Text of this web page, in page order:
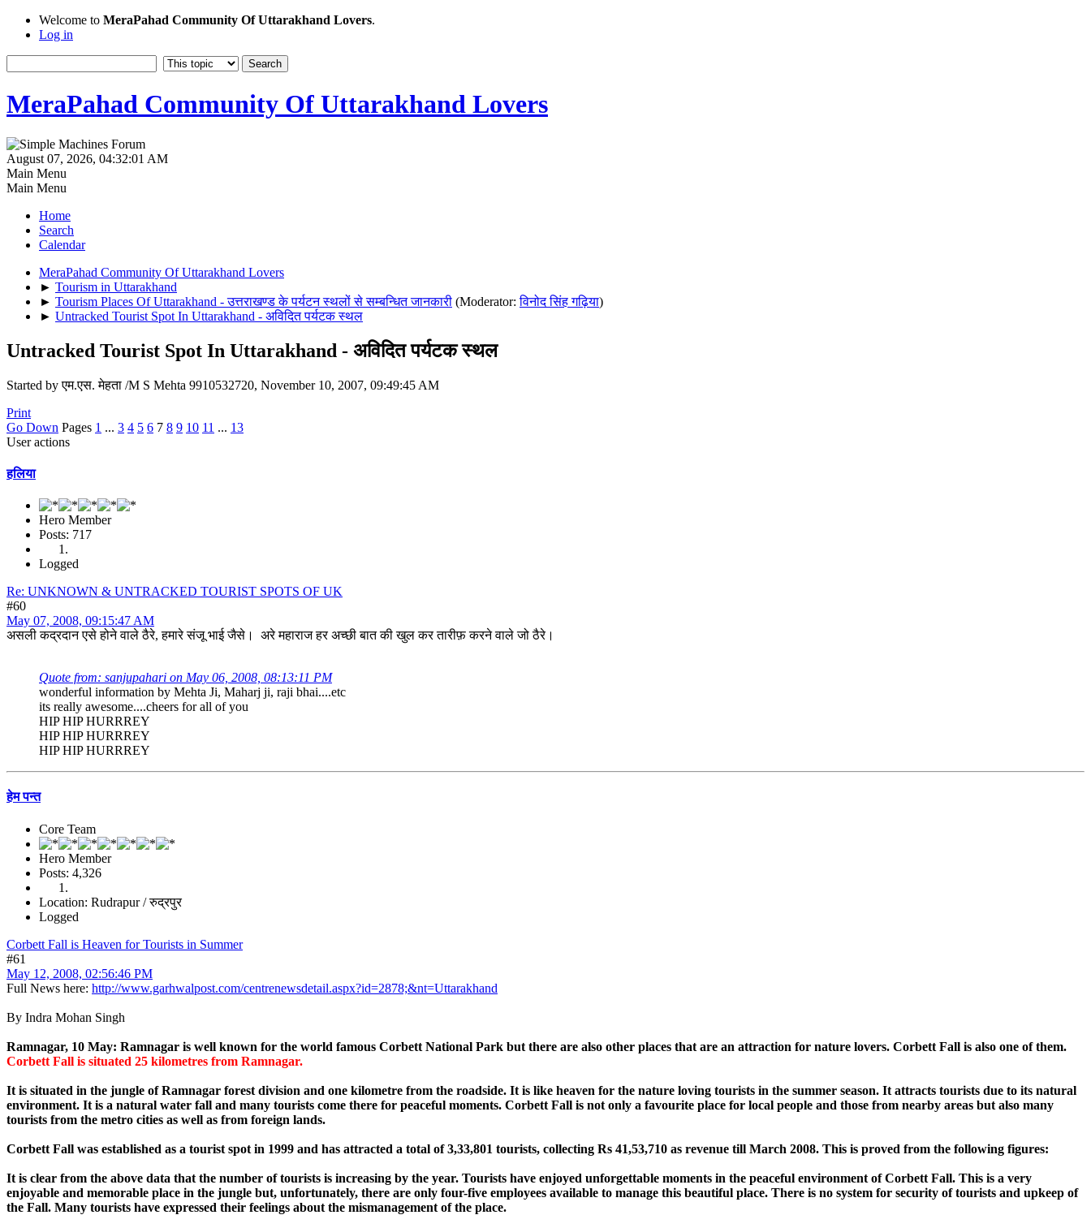
Welcome to MeraPahad Community Of Uttarakhand Lovers.
Log in
MeraPahad Community Of Uttarakhand Lovers
August 07, 2026, 04:32:01 AM
Main Menu
Main Menu
Home
Search
Calendar
MeraPahad Community Of Uttarakhand Lovers
► Tourism in Uttarakhand
► Tourism Places Of Uttarakhand - उत्तराखण्ड के पर्यटन स्थलों से सम्बन्धित जानकारी (Moderator:विनोद सिंह गढ़िया)
► Untracked Tourist Spot In Uttarakhand - अविदित पर्यटक स्थल
Untracked Tourist Spot In Uttarakhand - अविदित पर्यटक स्थल
Started by एम.एस. मेहता /M S Mehta 9910532720, November 10, 2007, 09:49:45 AM
Print
Go Down Pages 1 ... 3 4 5 6 7 8 9 10 11 ... 13
User actions
हलिया
Hero Member
Posts: 717
Logged
Re: UNKNOWN & UNTRACKED TOURIST SPOTS OF UK
#60
May 07, 2008, 09:15:47 AM
असली कद्रदान एसे होने वाले ठैरे, हमारे संजू भाई जैसे। अरे महाराज हर अच्छी बात की खुल कर तारीफ़ करने वाले जो ठैरे।
Quote from: sanjupahari on May 06, 2008, 08:13:11 PM
wonderful information by Mehta Ji, Maharj ji, raji bhai....etc
its really awesome....cheers for all of you
HIP HIP HURRREY
HIP HIP HURRREY
HIP HIP HURRREY
हेम पन्त
Core Team
Hero Member
Posts: 4,326
Location: Rudrapur / रुद्रपुर
Logged
Corbett Fall is Heaven for Tourists in Summer
#61
May 12, 2008, 02:56:46 PM
Full News here: http://www.garhwalpost.com/centrenewsdetail.aspx?id=2878;&nt=Uttarakhand
By Indra Mohan Singh
Ramnagar, 10 May: Ramnagar is well known for the world famous Corbett National Park but there are also other places that are an attraction for nature lovers. Corbett Fall is also one of them.
Corbett Fall is situated 25 kilometres from Ramnagar.
It is situated in the jungle of Ramnagar forest division and one kilometre from the roadside. It is like heaven for the nature loving tourists in the summer season. It attracts tourists due to its natural
environment. It is a natural water fall and many tourists come there for peaceful moments. Corbett Fall is not only a favourite place for local people and those from nearby areas but also many
tourists from the metro cities as well as from foreign lands.
Corbett Fall was established as a tourist spot in 1999 and has attracted a total of 3,33,801 tourists, collecting Rs 41,53,710 as revenue till March 2008. This is proved from the following figures:
It is clear from the above data that the number of tourists is increasing by the year. Tourists have enjoyed unforgettable moments in the peaceful environment of Corbett Fall. This is a very
enjoyable and memorable place in the jungle but, unfortunately, there are only four-five employees available to manage this beautiful place. There is no system for security of tourists and upkeep of
the Fall. Many tourists have expressed their feelings about the mismanagement of the place.